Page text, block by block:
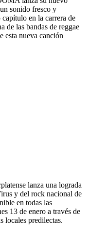
sonido fresco y
en la carrera de
las bandas de reggae
esta nueva canción
lanza una lograda
y del rock nacional de
en todas las
13 de enero a través de
locales predilectas.